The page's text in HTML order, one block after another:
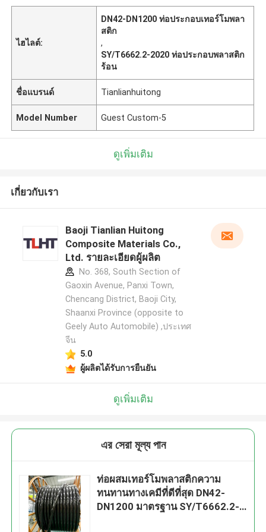
ไฮไลต์:
DN42-DN1200 ท่อประกอบเทอร์โมพลา
สติก
,
SY/T6662.2-2020 ท่อประกอบพลาสติก
ร้อน
ชื่อแบรนด์ Tianlianhuitong
Model Number Guest Custom-5
ดูเพิ่มเติม
เกี่ยวกับเรา
Baoji Tianlian Huitong
Composite Materials Co.,
Ltd. รายละเอียดผู้ผลิต
No. 368, South Section of
Gaoxin Avenue, Panxi Town,
Chencang District, Baoji City,
Shaanxi Province (opposite to
Geely Auto Automobile) ,ประเทศ
จีน
5.0
ผู้ผลิตได้รับการยืนยัน
ดูเพิ่มเติม
এর সেরা মূল্য পান
ท่อผสมเทอร์โมพลาสติกความ
ทนทานทางเคมีที่ดีที่สุด DN42-
DN1200 มาตรฐาน SY/T6662.2-